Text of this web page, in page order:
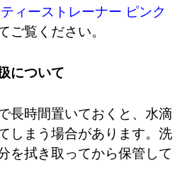
ィーストレーナー ピンク
ご覧ください。
について
長時間置いておくと、水滴
しまう場合があります。洗
を拭き取ってから保管して